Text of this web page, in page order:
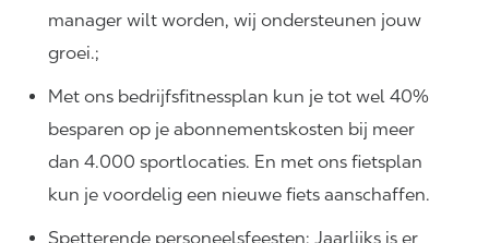
manager wilt worden, wij ondersteunen jouw
groei.;
Met ons bedrijfsfitnessplan kun je tot wel 40%
besparen op je abonnementskosten bij meer
dan 4.000 sportlocaties. En met ons fietsplan
kun je voordelig een nieuwe fiets aanschaffen.
Spetterende personeelsfeesten: Jaarlijks is er